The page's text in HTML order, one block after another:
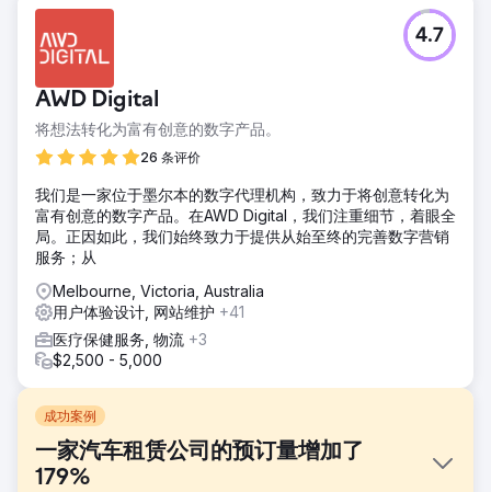
AWD Digital
将想法转化为富有创意的数字产品。
26 条评价
4.7
我们是一家位于墨尔本的数字代理机构，致力于将创意转化为
富有创意的数字产品。在AWD Digital，我们注重细节，着眼全
局。正因如此，我们始终致力于提供从始至终的完善数字营销
服务；从
Melbourne, Victoria, Australia
用户体验设计, 网站维护 +41
医疗保健服务, 物流 +3
$2,500 - 5,000
成功案例
一家汽车租赁公司的预订量增加了
179%